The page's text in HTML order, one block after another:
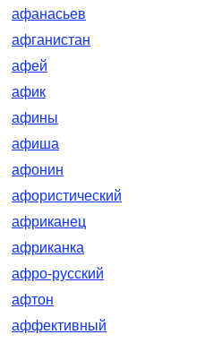
афанасьев
афганистан
афей
афик
афины
афиша
афонин
афористический
африканец
африканка
афро-русский
афтон
аффективный